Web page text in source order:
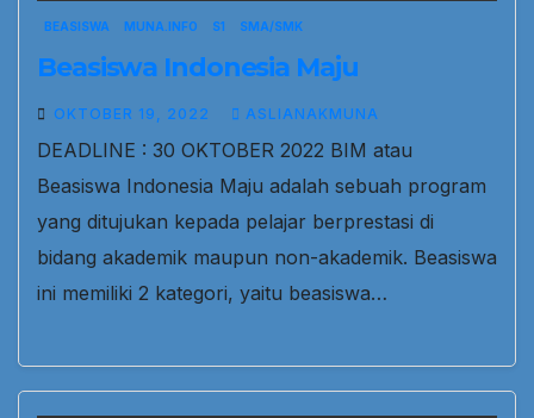
BEASISWA MUNA.INFO S1 SMA/SMK
Beasiswa Indonesia Maju
OKTOBER 19, 2022 ASLIANAKMUNA
DEADLINE : 30 OKTOBER 2022 BIM atau
Beasiswa Indonesia Maju adalah sebuah program
yang ditujukan kepada pelajar berprestasi di
bidang akademik maupun non-akademik. Beasiswa
ini memiliki 2 kategori, yaitu beasiswa…